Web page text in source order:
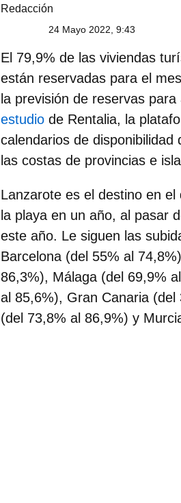
Redacción
24 Mayo 2022, 9:43
El 79,9% de las viviendas
están reservadas para el
la previsión de reservas
estudio de Rentalia, la
calendarios de
las costas de provincias e
Lanzarote es el destino en
la playa en un año, al pasar
este año. Le siguen las
Barcelona (del 55% al
86,3%), Málaga (del 69,9%
al 85,6%), Gran Canaria
(del 73,8% al 86,9%) y